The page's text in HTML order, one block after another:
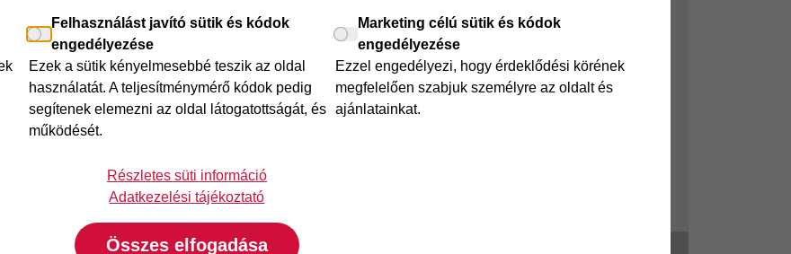
Felhasználást javító sütik és kódok
engedélyezése
Ezek a sütik kényelmesebbé teszik az oldal
használatát. A teljesítménymérő kódok pedig
segítenek elemezni az oldal látogatottságát, és
működését.
Marketing célú sütik és kódok
engedélyezése
Ezzel engedélyezi, hogy érdeklődési körének
megfelelően szabjuk személyre az oldalt és
ajánlatainkat.
Részletes süti információ
Adatkezelési tájékoztató
Összes elfogadása
Cofidis Bank a Zöldebb
Biztonságos pénzügyek
Fizetési nehézség